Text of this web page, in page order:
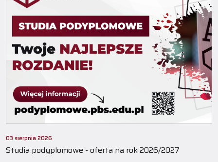
03 sierpnia 2026
Studia podyplomowe - oferta na rok 2026/2027